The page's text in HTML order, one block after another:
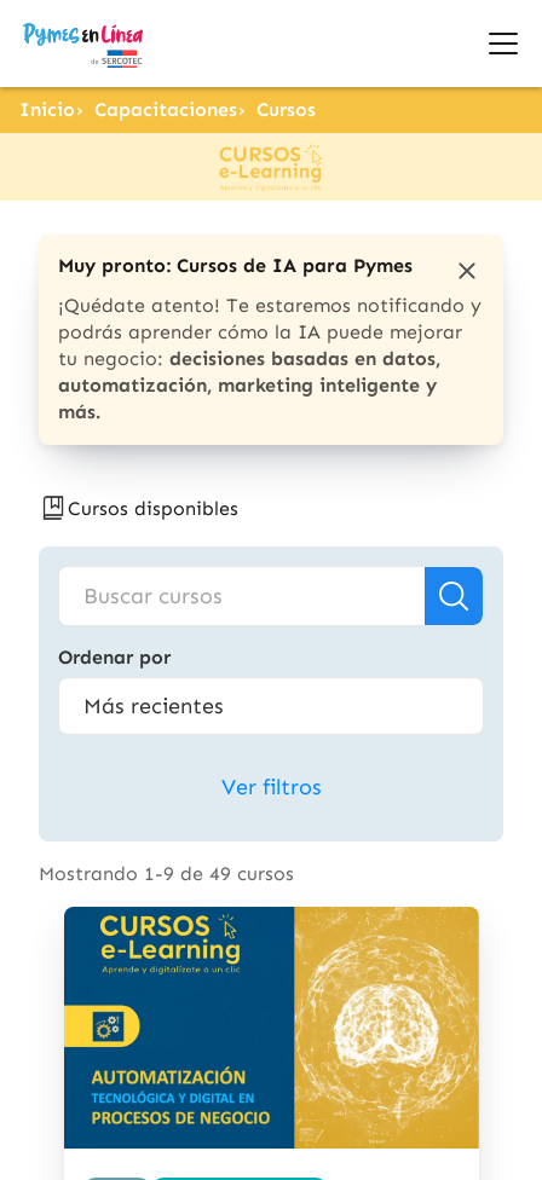
Inicio Capacitaciones Cursos
Muy pronto: Cursos de IA para Pymes
¡Quédate atento! Te estaremos notificando y
podrás aprender cómo la IA puede mejorar
tu negocio: decisiones basadas en datos,
automatización, marketing inteligente y
más.
Cursos disponibles
Ordenar por
Ver filtros
Mostrando 1-9 de 49 cursos